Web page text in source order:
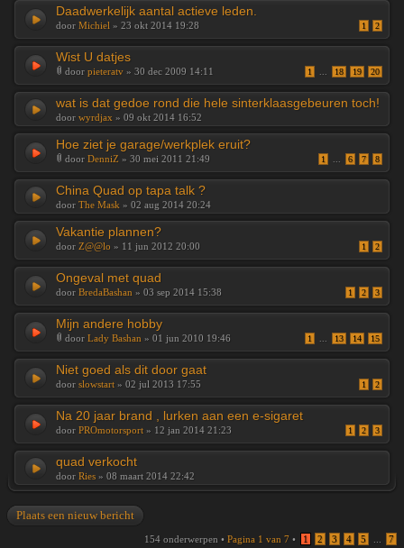
Daadwerkelijk aantal actieve leden.
1 2
door Michiel » 23 okt 2014 19:28
Wist U datjes
1 18 19 20
door pieteratv » 30 dec 2009 14:11
wat is dat gedoe rond die hele sinterklaasgebeuren toch!
door wyrdjax » 09 okt 2014 16:52
Hoe ziet je garage/werkplek eruit?
1 6 7 8
door DenniZ » 30 mei 2011 21:49
China Quad op tapa talk ?
door The Mask » 02 aug 2014 20:24
Vakantie plannen?
1 2
door Z@@lo » 11 jun 2012 20:00
Ongeval met quad
1 2 3
door BredaBashan » 03 sep 2014 15:38
Mijn andere hobby
1 13 14 15
door Lady Bashan » 01 jun 2010 19:46
Niet goed als dit door gaat
1 2
door slowstart » 02 jul 2013 17:55
Na 20 jaar brand , lurken aan een e-sigaret
1 2 3
door PROmotorsport » 12 jan 2014 21:23
quad verkocht
door Ries » 08 maart 2014 22:42
Plaats een nieuw bericht
154 onderwerpen • Pagina 1 van 7 • 1 2 3 4 5 7